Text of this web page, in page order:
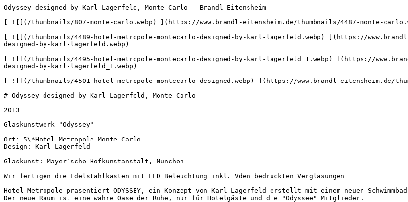
Odyssey designed by Karl Lagerfeld, Monte-Carlo - Brandl Eitensheim
[ ![](/thumbnails/807-monte-carlo.webp) ](https://www.brandl-eitensheim.de/thumbnails/4487-monte-
[ ![](/thumbnails/4489-hotel-metropole-montecarlo-designed-by-karl-lagerfeld.webp) ](https://
designed-by-karl-lagerfeld.webp)
[ ![](/thumbnails/4495-hotel-metropole-montecarlo-designed-by-karl-lagerfeld_1.webp) ](https://
designed-by-karl-lagerfeld_1.webp)
[ ![](/thumbnails/4501-hotel-metropole-montecarlo-designed.webp) ](https://www.brandl-eitensheim.de/
# Odyssey designed by Karl Lagerfeld, Monte-Carlo
2013
Glaskunstwerk "Odyssey"
Ort: 5\*Hotel Metropole Monte-Carlo
Design: Karl Lagerfeld
Glaskunst: Mayer´sche Hofkunstanstalt, München
Wir fertigen die Edelstahlkasten mit LED Beleuchtung inkl. Vden bedruckten Verglasungen
Hotel Metropole präsentiert ODYSSEY, ein Konzept von Karl Lagerfeld erstellt mit einem neuen
Der neue Raum ist eine wahre Oase der Ruhe, nur für Hotelgäste und die "Odyssee" Mitglieder.